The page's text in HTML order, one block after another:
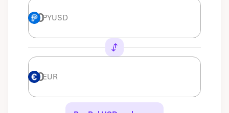
PYUSD PYUSD
EUR EUR